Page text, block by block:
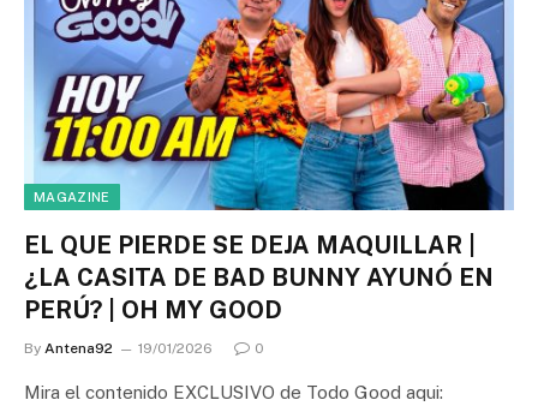
MAGAZINE
EL QUE PIERDE SE DEJA MAQUILLAR |
¿LA CASITA DE BAD BUNNY AYUNÓ EN
PERÚ? | OH MY GOOD
By Antena92 19/01/2026 0
Mira el contenido EXCLUSIVO de Todo Good aqui: